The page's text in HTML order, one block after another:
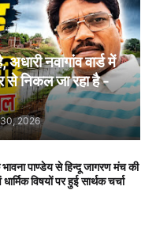
अधारी नवागांव वार्ड में
से निकल जा रहा है -
2026
पाण्डेय से हिन्दू जागरण मंच की
विषयों पर हुई सार्थक चर्चा